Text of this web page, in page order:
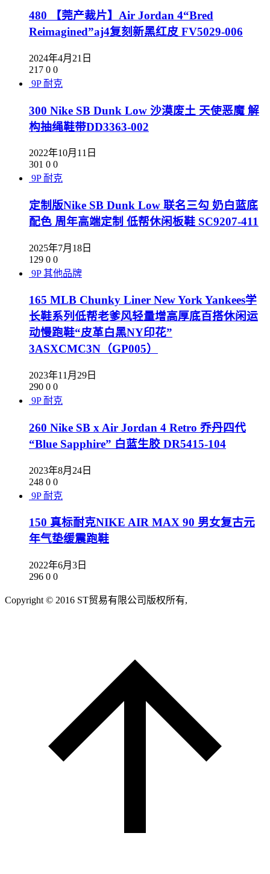
480 【莞产裁片】Air Jordan 4“Bred
Reimagined”aj4复刻新黑红皮 FV5029-006
2024年4月21日
217 0 0
9P 耐克
300 Nike SB Dunk Low 沙漠废土 天使恶魔 解
构抽绳鞋带DD3363-002
2022年10月11日
301 0 0
9P 耐克
定制版Nike SB Dunk Low 联名三勾 奶白蓝底
配色 周年高端定制 低帮休闲板鞋 SC9207-411
2025年7月18日
129 0 0
9P 其他品牌
165 MLB Chunky Liner New York Yankees学
长鞋系列低帮老爹风轻量增高厚底百搭休闲运
动慢跑鞋“皮革白黑NY印花”
3ASXCMC3N（GP005）
2023年11月29日
290 0 0
9P 耐克
260 Nike SB x Air Jordan 4 Retro 乔丹四代
“Blue Sapphire” 白蓝生胶 DR5415-104
2023年8月24日
248 0 0
9P 耐克
150 真标耐克NIKE AIR MAX 90 男女复古元
年气垫缓震跑鞋
2022年6月3日
296 0 0
Copyright © 2016 ST贸易有限公司版权所有,